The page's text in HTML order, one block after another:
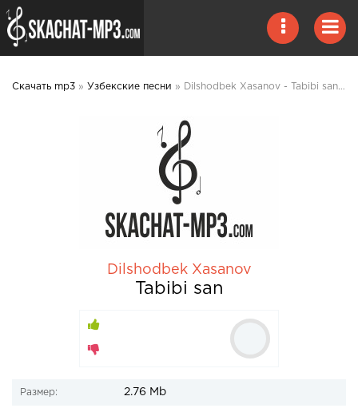
Скачать mp3 » Узбекские песни » Dilshodbek Xasanov - Tabibi san mp3 скачать
Dilshodbek Xasanov
Tabibi san
Размер: 2.76 Mb